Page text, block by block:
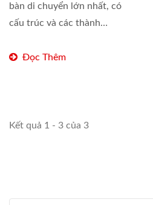
bàn di chuyển lớn nhất, có
cấu trúc và các thành
Đọc Thêm
Kết quả 1 - 3 của 3